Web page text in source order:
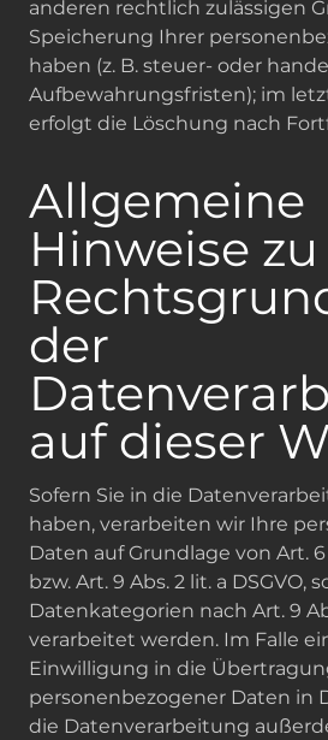
anderen rechtlich zulässigen
Speicherung Ihrer
haben (z. B. steuer- oder
Aufbewahrungsfristen); im
erfolgt die Löschung nach
Allgemeine
Hinweise
der
auf dieser
Sofern Sie in die
haben, verarbeiten wir Ihre
Daten auf Grundlage von Art. 6
bzw. Art. 9 Abs. 2 lit. a DSGVO,
Datenkategorien nach Art. 9
verarbeitet werden. Im Falle
Einwilligung in die
personenbezogener Daten in
die Datenverarbeitung